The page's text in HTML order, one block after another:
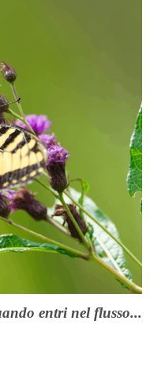
entri nel flusso...